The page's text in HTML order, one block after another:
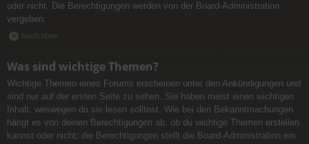
oder nicht. Die Berechtigungen werden von der Board-Administration
vergeben.
Nach oben
Was sind wichtige Themen?
Wichtige Themen eines Forums erscheinen unter den Ankündigungen und
sind nur auf der ersten Seite zu sehen. Sie haben meist einen wichtigen
Inhalt, weswegen du sie lesen solltest. Wie bei den Bekanntmachungen
hängt es von deinen Berechtigungen ab, ob du wichtige Themen erstellen
kannst oder nicht; die Berechtigungen stellt die Board-Administration ein.